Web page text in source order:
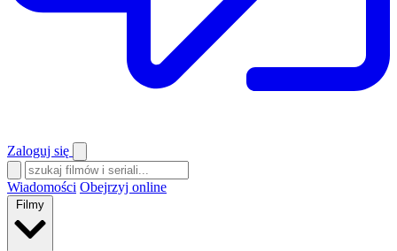
Zaloguj się
Wiadomości Obejrzyj online
Filmy